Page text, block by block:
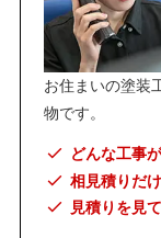
お住まいの塗装
物です。
どんな工事
相見積りだ
見積りを見